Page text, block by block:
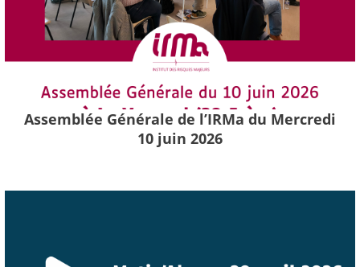
Assemblée Générale de l’IRMa du Mercredi
10 juin 2026